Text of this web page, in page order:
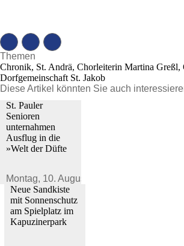
Themen
Chronik, St. Andrä, Chorleiterin Martina Greßl,
Dorfgemeinschaft St. Jakob
Diese Artikel könnten Sie auch
St. Pauler
Senioren
unternahmen
Ausflug in die
»Welt der Düfte
Montag, 10. August 2026
Neue Sandkiste
mit Sonnenschutz
am Spielplatz im
Kapuzinerpark